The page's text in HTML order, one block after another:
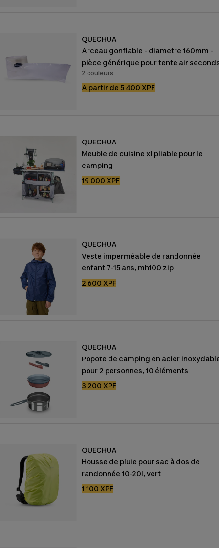
QUECHUA
Arceau gonflable - diametre 160mm -
pièce générique pour tente air
2 couleurs
Prix
A partir de 5 400 XPF
QUECHUA
Meuble de cuisine xl pliable pour le
camping
Prix
19 000 XPF
QUECHUA
Veste imperméable de randonnée
enfant 7-15 ans, mh100 zip
Prix
2 600 XPF
QUECHUA
Popote de camping en acier
pour 2 personnes, 10 éléments
Prix
3 200 XPF
QUECHUA
Housse de pluie pour sac à dos de
randonnée 10-20l, vert
Prix
1 100 XPF